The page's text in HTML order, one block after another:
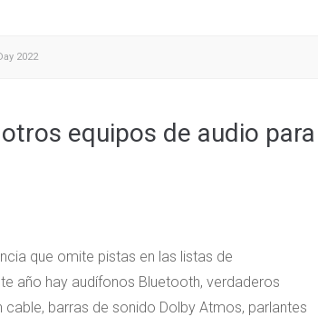
2022
equipos de audio para
que omite pistas en las listas de
año hay audífonos Bluetooth, verdaderos
barras de sonido Dolby Atmos, parlantes